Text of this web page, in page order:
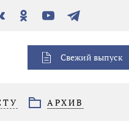
Одноклассники
YouTubeТелеграм
Свежий выпуск
АРХИВ